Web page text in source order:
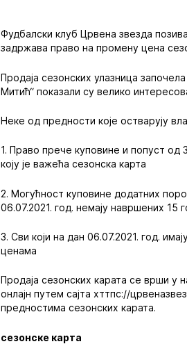
Фудбалски клуб Црвена звезда
задржава право на промену цена
Продаја сезонских улазница
Митић“ показали су велико
Неке од предности које остварују
1. Право прече куповине и попуст од
коју је важећа сезонска карта
2. Могућност куповине додатних
06.07.2021. год. немају навршених 15
3. Сви који на дан 06.07.2021. год.
ценама
Продаја сезонских карата се врши у
онлајн путем сајта хттпс://
предностима сезонских карата.
сезонске карта